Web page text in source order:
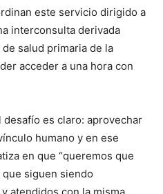
este servicio dirigido a
interconsulta derivada
salud primaria de la
acceder a una hora con
es claro: aprovechar
humano y en ese
en que “queremos que
siguen siendo